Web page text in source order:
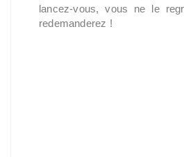
lancez-vous, vous ne le
redemanderez !